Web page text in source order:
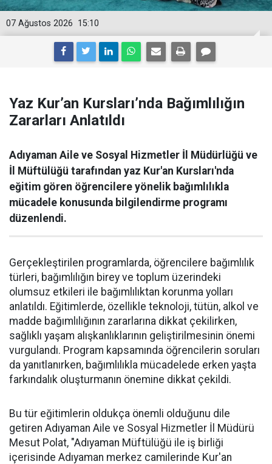
15:10
07 Ağustos 2026
Yaz Kur’an Kursları’nda Bağımlılığın
Zararları Anlatıldı
Adıyaman Aile ve Sosyal Hizmetler İl Müdürlüğü ve
İl Müftülüğü tarafından yaz Kur'an Kursları'nda
eğitim gören öğrencilere yönelik bağımlılıkla
mücadele konusunda bilgilendirme programı
düzenlendi.
Gerçekleştirilen programlarda, öğrencilere bağımlılık
türleri, bağımlılığın birey ve toplum üzerindeki
olumsuz etkileri ile bağımlılıktan korunma yolları
anlatıldı. Eğitimlerde, özellikle teknoloji, tütün, alkol ve
madde bağımlılığının zararlarına dikkat çekilirken,
sağlıklı yaşam alışkanlıklarının geliştirilmesinin önemi
vurgulandı. Program kapsamında öğrencilerin soruları
da yanıtlanırken, bağımlılıkla mücadelede erken yaşta
farkındalık oluşturmanın önemine dikkat çekildi.
Bu tür eğitimlerin oldukça önemli olduğunu dile
getiren Adıyaman Aile ve Sosyal Hizmetler İl Müdürü
Mesut Polat, "Adıyaman Müftülüğü ile iş birliği
içerisinde Adıyaman merkez camilerinde Kur'an